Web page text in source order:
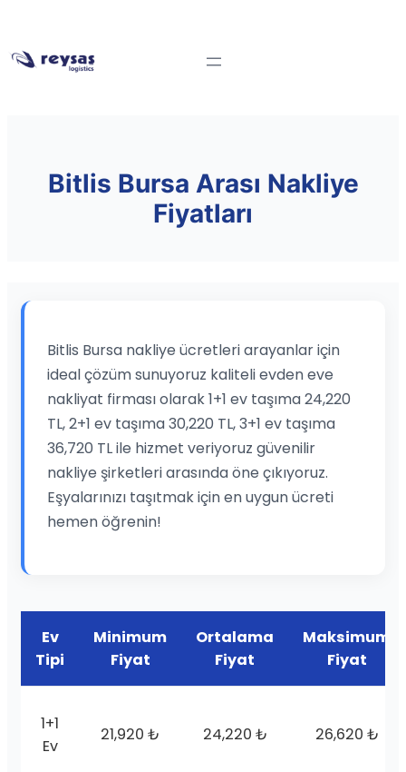
Bitlis Bursa Arası Nakliye
Fiyatları
Bitlis Bursa nakliye ücretleri arayanlar için
ideal çözüm sunuyoruz kaliteli evden eve
nakliyat firması olarak 1+1 ev taşıma 24,220
TL, 2+1 ev taşıma 30,220 TL, 3+1 ev taşıma
36,720 TL ile hizmet veriyoruz güvenilir
nakliye şirketleri arasında öne çıkıyoruz.
Eşyalarınızı taşıtmak için en uygun ücreti
hemen öğrenin!
Ev
Tipi
Minimum
Fiyat
Ortalama
Fiyat
Maksimum
Fiyat
1+1
Ev
21,920 ₺ 24,220 ₺ 26,620 ₺